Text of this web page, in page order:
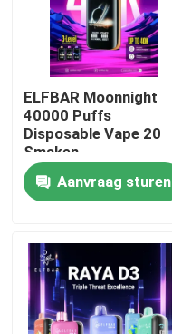
Producten
Videos
ELFBAR Moonnight
40000 Puffs
Disposable Vape 20
Smaken
Aanvraag sturen